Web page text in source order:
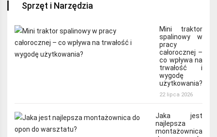
Sprzęt i Narzędzia
Mini traktor
spalinowy w
pracy
całorocznej –
co wpływa na
trwałość i
wygodę
użytkowania?
22 lipca 2026
Jaka jest
najlepsza
montażownica